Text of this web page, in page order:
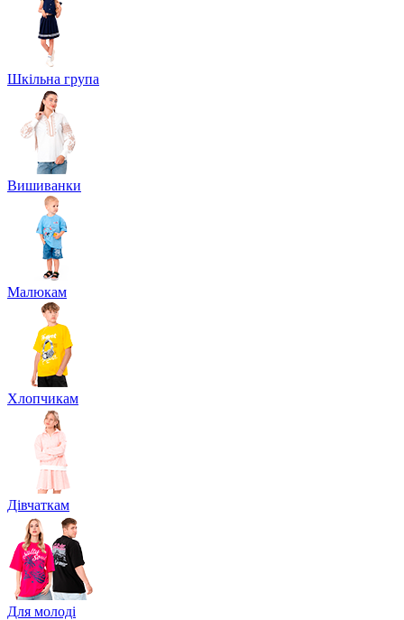
Шкільна група
Вишиванки
Малюкам
Хлопчикам
Дівчаткам
Для молоді